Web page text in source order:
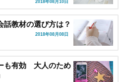
2018年08月10日
話教材の選び方は？
2018年08月08日
も有効 大人のため